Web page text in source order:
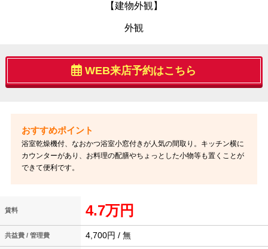
【建物外観】
外観
WEB来店予約はこちら
浴室乾燥機付、なおかつ浴室小窓付きが人気の間取り。キッチン横に
カウンターがあり、お料理の配膳やちょっとした小物等も置くことが
できて便利です。
賃料 4.7万円
共益費 / 管理費 4,700円 / 無